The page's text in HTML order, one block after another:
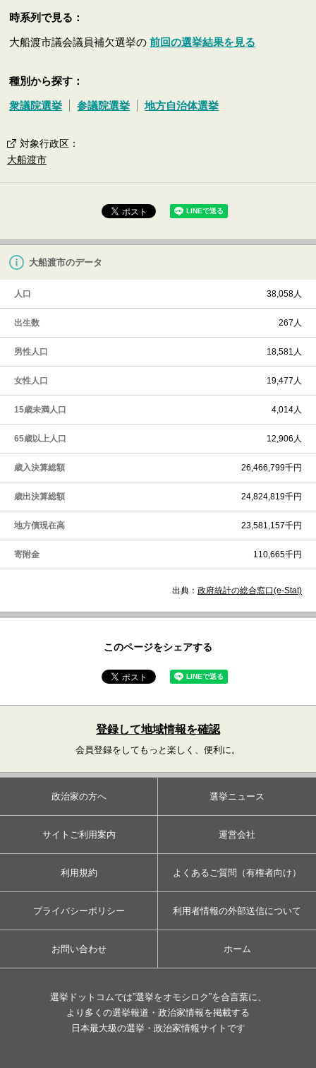
時系列で見る：
大船渡市議会議員補欠選挙の前回の選挙結果を見る
種別から探す：
衆議院選挙 参議院選挙 地方自治体選挙
対象行政区 ：
大船渡市
大船渡市のデータ
人口 38,058人
出生数 267人
男性人口 18,581人
女性人口 19,477人
15歳未満人口 4,014人
65歳以上人口 12,906人
歳入決算総額 26,466,799千円
歳出決算総額 24,824,819千円
地方債現在高 23,581,157千円
寄附金 110,665千円
出典： 政府統計の総合窓口(e-Stat)
このページをシェアする
登録して地域情報を確認
会員登録をしてもっと楽しく、便利に。
政治家の方へ 選挙ニュース
サイトご利用案内 運営会社
利用規約 よくあるご質問（有権者向け）
プライバシーポリシー 利用者情報の外部送信について
お問い合わせ ホーム
選挙ドットコムでは”選挙をオモシロク”を合言葉に、
より多くの選挙報道・政治家情報を掲載する
日本最大級の選挙・政治家情報サイトです